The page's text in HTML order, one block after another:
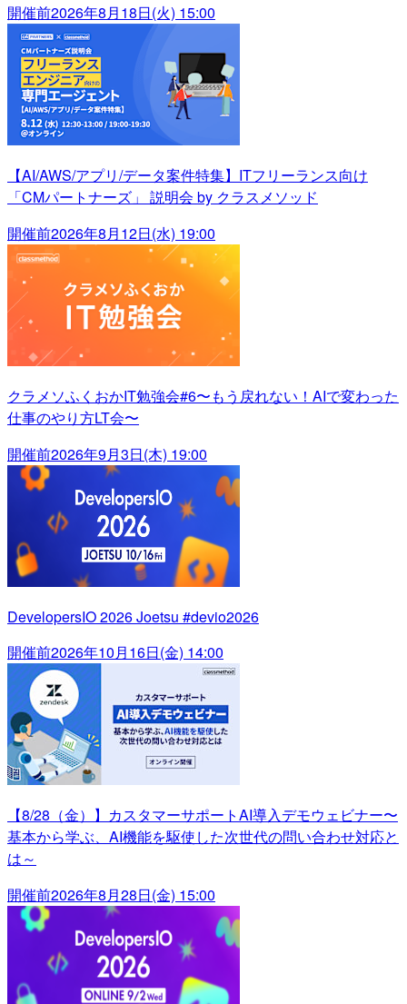
開催前2026年8月18日(火) 15:00
【AI/AWS/アプリ/データ案件特集】ITフリーランス向け
「CMパートナーズ」 説明会 by クラスメソッド
開催前2026年8月12日(水) 19:00
クラメソふくおかIT勉強会#6〜もう戻れない！AIで変わった
仕事のやり方LT会〜
開催前2026年9月3日(木) 19:00
DevelopersIO 2026 Joetsu #devio2026
開催前2026年10月16日(金) 14:00
【8/28（金）】カスタマーサポートAI導入デモウェビナー〜
基本から学ぶ、AI機能を駆使した次世代の問い合わせ対応と
は～
開催前2026年8月28日(金) 15:00